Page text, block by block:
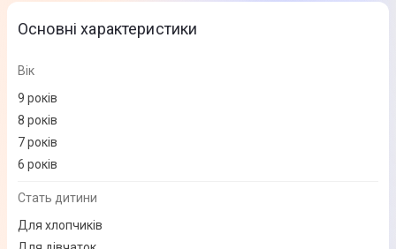
Основні характеристики
Вік
9 років
8 років
7 років
6 років
Стать дитини
Для хлопчиків